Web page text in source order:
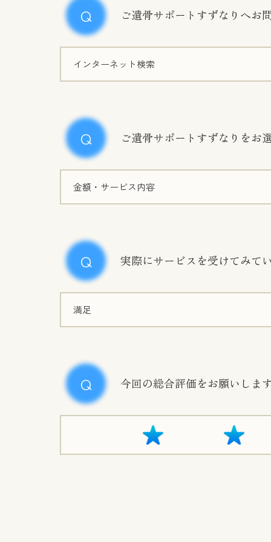
ご遺骨サポートすずなりへお
インターネット検索
ご遺骨サポートすずなりをお
金額・サービス内容
実際にサービスを受けてみて
満足
今回の総合評価をお願いしま